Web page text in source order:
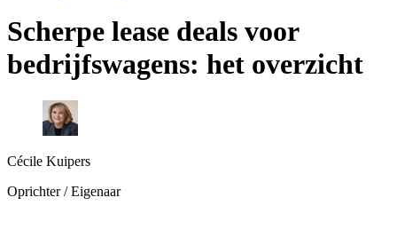
Scherpe lease deals voor
bedrijfswagens: het overzicht
Cécile Kuipers
Oprichter / Eigenaar